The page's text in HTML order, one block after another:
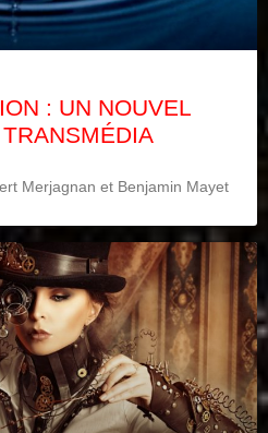
: UN NOUVEL
Merjagnan et Benjamin Mayet